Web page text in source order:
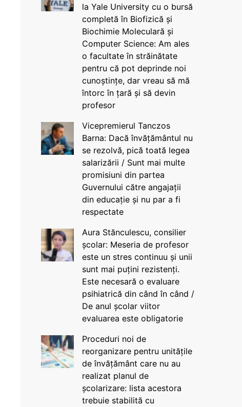
la Yale University cu o bursă
completă în Biofizică și
Biochimie Moleculară și
Computer Science: Am ales
o facultate în străinătate
pentru că pot deprinde noi
cunoștințe, dar vreau să mă
întorc în țară și să devin
profesor
Vicepremierul Tanczos
Barna: Dacă învățământul nu
se rezolvă, pică toată legea
salarizării / Sunt mai multe
promisiuni din partea
Guvernului către angajații
din educație și nu par a fi
respectate
Aura Stănculescu, consilier
școlar: Meseria de profesor
este un stres continuu și unii
sunt mai puțini rezistenți.
Este necesară o evaluare
psihiatrică din când în când /
De anul școlar viitor
evaluarea este obligatorie
Proceduri noi de
reorganizare pentru unitățile
de învățământ care nu au
realizat planul de
școlarizare: lista acestora
trebuie stabilită cu